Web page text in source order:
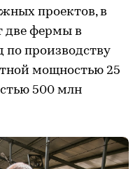
проектов, в
две фермы в
по производству
мощностью 25
500 млн